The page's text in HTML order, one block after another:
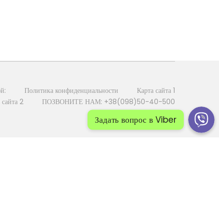
Политика конфиденциальности
Карта сайта 1
сайта 2
ПОЗВОНИТЕ НАМ: +38(098)50-40-500
Задать вопрос в Viber